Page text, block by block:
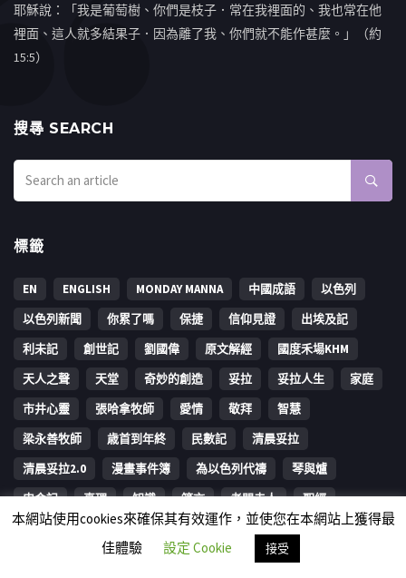
耶穌說：「我是葡萄樹、你們是枝子．常在我裡面的、我也常在他
裡面、這人就多結果子．因為離了我、你們就不能作甚麼。」（約
15:5）
搜㝷 SEARCH
標籤
EN ENGLISH MONDAY MANNA 中國成語
以色列
以色列新聞
你累了嗎 保捷 信仰見證
出埃及記
利未記
創世記 劉國偉 原文解經
國度禾場KHM
天人之聲
天堂 奇妙的創造 妥拉 妥拉人生
家庭
市井心靈
張哈拿牧師 愛情 敬拜
智慧
梁永善牧師
歳首到年終 民數記
清晨妥拉
清晨妥拉2.0
漫畫事件簿 為以色列代禱
琴與爐
申命記
真理 知識 箴言 考門夫人
聖經
荒漠甘泉
見證 週一嗎哪 靈修 靈修文章
本網站使用cookies來確保其有效運作，並使您在本網站上獲得最
佳體驗
設定 Cookie 接受